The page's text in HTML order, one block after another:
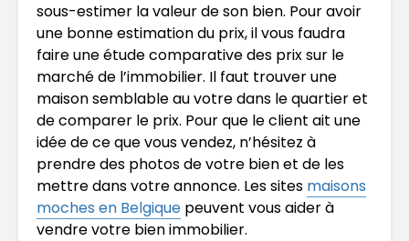
sous-estimer la valeur de son bien. Pour avoir
une bonne estimation du prix, il vous faudra
faire une étude comparative des prix sur le
marché de l’immobilier. Il faut trouver une
maison semblable au votre dans le quartier et
de comparer le prix. Pour que le client ait une
idée de ce que vous vendez, n’hésitez à
prendre des photos de votre bien et de les
mettre dans votre annonce. Les sites maisons
moches en Belgique peuvent vous aider à
vendre votre bien immobilier.